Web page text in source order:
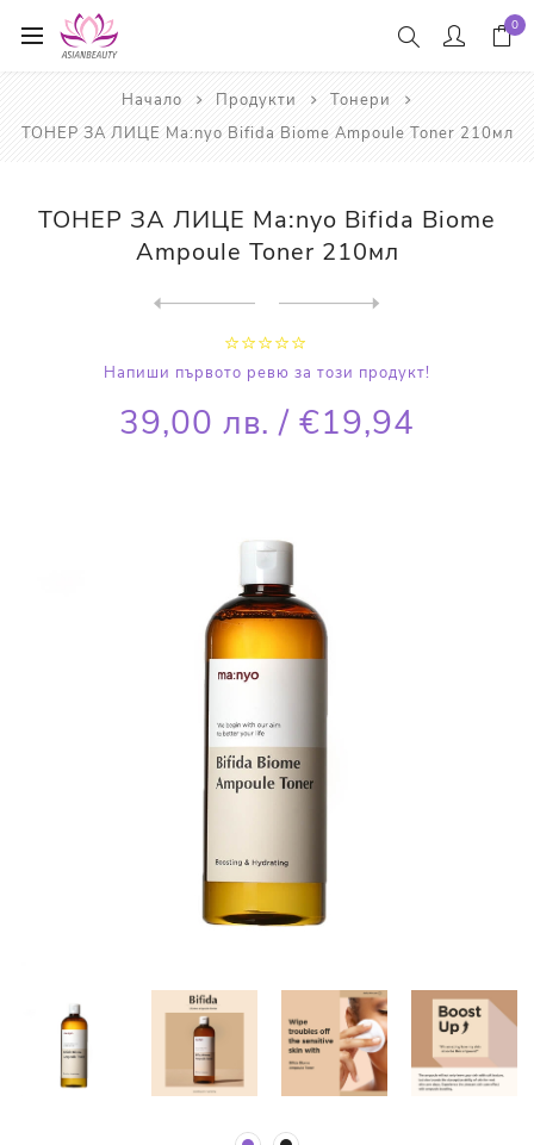
0
Начало Продукти
Тонери
ТОНЕР ЗА ЛИЦЕ Ma:nyo Bifida Biome Ampoule Toner 210мл
ТОНЕР ЗА ЛИЦЕ Ma:nyo Bifida Biome
Ampoule Toner 210мл
Напиши първото ревю за този продукт!
39,00 лв. / €19,94